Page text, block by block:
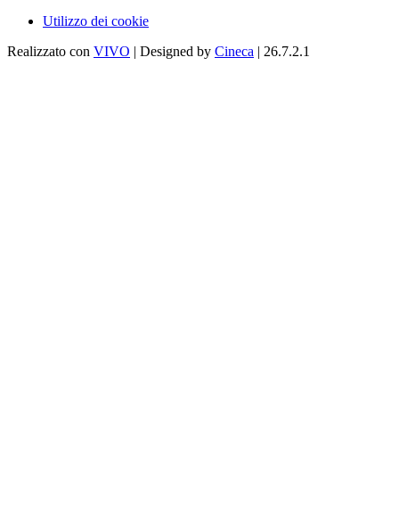
Utilizzo dei cookie
Realizzato con VIVO | Designed by Cineca | 26.7.2.1